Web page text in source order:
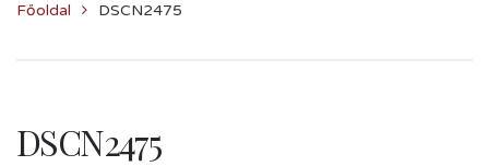
Főoldal DSCN2475
DSCN2475